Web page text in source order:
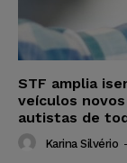
STF amplia
veículos
autistas de
Karina Silvério -